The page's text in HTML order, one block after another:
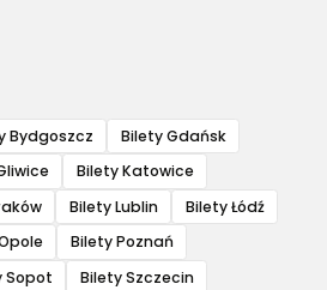
Bydgoszcz
Bilety Gdańsk
Bilety Katowice
Bilety Lublin
Bilety Łódź
Bilety Poznań
Sopot
Bilety Szczecin